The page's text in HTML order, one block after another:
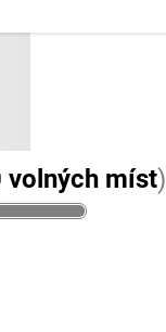
volných míst)